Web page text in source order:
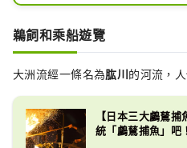
臥龍院、風
現出自然與自
都會呈現不
可以說，半
本精神」仍
的大氣景觀中
鵜飼和乘船遊覽
大洲流經一條名為肱川的河流，
【日本三大鸕鶿
統「鸕鶿捕魚」吧！